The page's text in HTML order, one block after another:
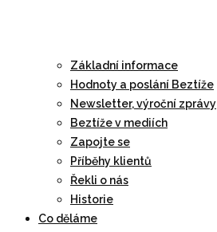
Základní informace
Hodnoty a poslání Beztíže
Newsletter, výroční zprávy
Beztíže v mediích
Zapojte se
Příběhy klientů
Řekli o nás
Historie
Co děláme